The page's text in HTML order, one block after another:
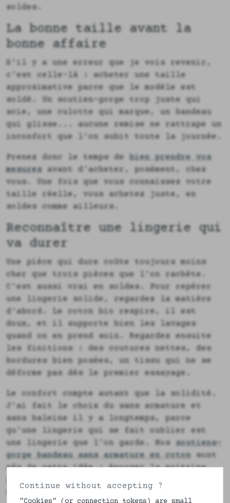
soldes.
La bonne taille avant la
bonne affaire
S'il y a une erreur que je vois revenir,
c'est celle-là : acheter une taille
approximative parce que le modèle est
soldé. Un soutien-gorge trop juste qui
scie, une culotte qui marque, un bandeau
qui glisse... aucune remise ne rattrape un
inconfort que l'on subit toute la journée.
Prenez donc le temps de
bien prendre vos
mesures avant d'acheter, posément, chez
vous. Une fois que vous connaissez votre
taille réelle, vous achetez juste, en
soldes comme ailleurs.
Reconnaître une lingerie qui
va durer
Une pièce qui dure coûte toujours moins
cher que trois pièces que l'on rachète.
C'est aussi vrai en soldes. Pour repérer
une lingerie solide, regardez la matière
d'abord. Le coton bio respire, il est
doux, et il supporte bien les lavages
quand on en prend soin. Regardez ensuite
les finitions : des coutures nettes, des
bordures bien posées, un tissu qui ne se
déforme pas dès le premier essayage.
Le confort compte autant que la solidité.
J'ai fait le choix du sans armature et
sans baleine il y a longtemps, parce
qu'une lingerie qui se fait oublier est
une lingerie que l'on garde. Nos soutiens-
gorge bandeau sans armature en coton sont
nés de cette idée : épouser la poitrine
plutôt que la contraindre. Et pour qu'une
belle pièce vous accompagne des années,
Continue without accepting ?
"Cookies" (or connection tokens) are small